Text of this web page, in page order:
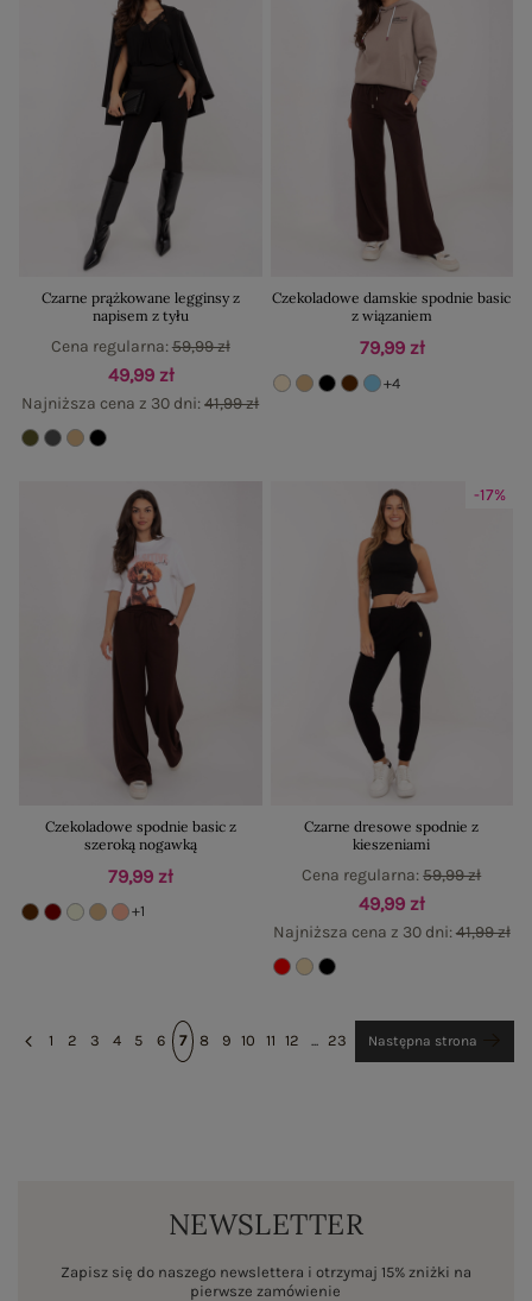
Czarne prążkowane legginsy z
napisem z tyłu
49,99 zł
Najniższa cena z 30 dni:41,99 zł
Cena regularna:59,99 zł
Czekoladowe damskie spodnie basic
z wiązaniem
79,99 zł
+4
Czekoladowe spodnie basic z
szeroką nogawką
79,99 zł
+1
-17%
Czarne dresowe spodnie z
kieszeniami
49,99 zł
Najniższa cena z 30 dni:41,99 zł
Cena regularna:59,99 zł
1 2 3 4 5 6 7 8 9 10 11 12 ... 23 Następna strona
NEWSLETTER
Zapisz się do naszego newslettera i otrzymaj 15% zniżki na
pierwsze zamówienie